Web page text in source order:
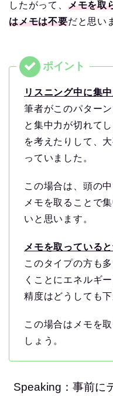
したがって、 メモを取
はメモは不要だと思い
リスニング中に集
筆者がこのパター
と集中力が切れて
を考えたりして、
っていました。
この場合は、頭の
メモを取ることで
いと思います。
メモを取っている
このタイプの方も
くことにエネルギ
精度はどうしても
この場合はメモを
しょう。
Speaking：事前に